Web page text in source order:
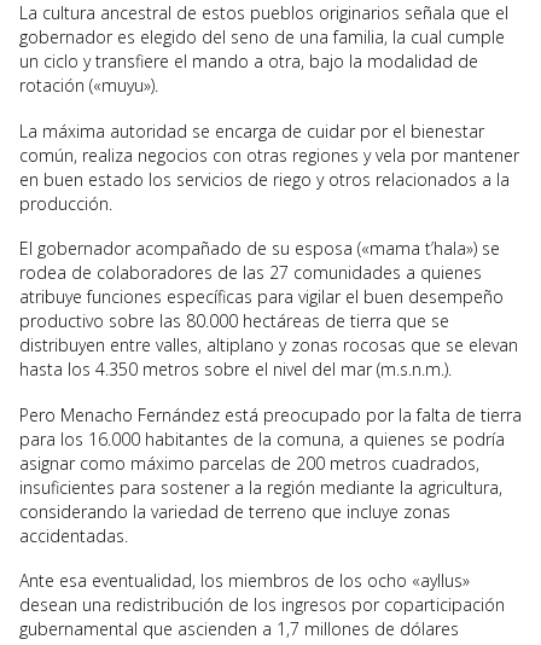
La cultura ancestral de estos pueblos originarios señala que el
gobernador es elegido del seno de una familia, la cual cumple
un ciclo y transfiere el mando a otra, bajo la modalidad de
rotación («muyu»).
La máxima autoridad se encarga de cuidar por el bienestar
común, realiza negocios con otras regiones y vela por mantener
en buen estado los servicios de riego y otros relacionados a la
producción.
El gobernador acompañado de su esposa («mama t’hala») se
rodea de colaboradores de las 27 comunidades a quienes
atribuye funciones específicas para vigilar el buen desempeño
productivo sobre las 80.000 hectáreas de tierra que se
distribuyen entre valles, altiplano y zonas rocosas que se elevan
hasta los 4.350 metros sobre el nivel del mar (m.s.n.m.).
Pero Menacho Fernández está preocupado por la falta de tierra
para los 16.000 habitantes de la comuna, a quienes se podría
asignar como máximo parcelas de 200 metros cuadrados,
insuficientes para sostener a la región mediante la agricultura,
considerando la variedad de terreno que incluye zonas
accidentadas.
Ante esa eventualidad, los miembros de los ocho «ayllus»
desean una redistribución de los ingresos por coparticipación
gubernamental que ascienden a 1,7 millones de dólares